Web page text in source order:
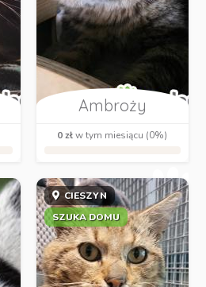
Ambroży
0 złw tym miesiącu (0%)
CIESZYN
SZUKA DOMU